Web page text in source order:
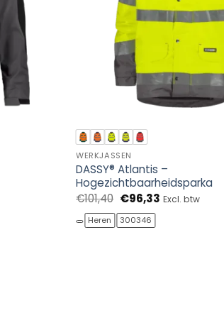
WERKJASSEN
DASSY® Atlantis –
Hogezichtbaarheidsparka
€101,40 Oorspronkelijke
was:
€101,40.
€96,33Huidige
Excl. btw
Heren 300346